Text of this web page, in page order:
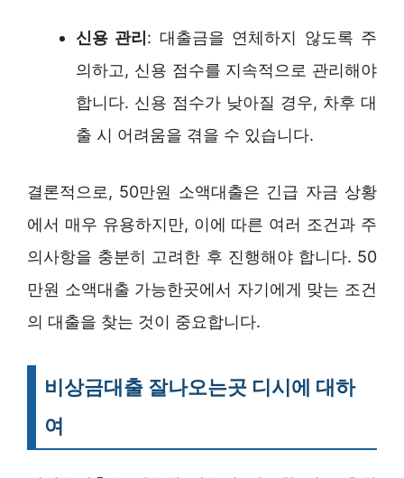
신용 관리: 대출금을 연체하지 않도록 주
의하고, 신용 점수를 지속적으로 관리해야
합니다. 신용 점수가 낮아질 경우, 차후 대
출 시 어려움을 겪을 수 있습니다.
결론적으로, 50만원 소액대출은 긴급 자금 상황
에서 매우 유용하지만, 이에 따른 여러 조건과 주
의사항을 충분히 고려한 후 진행해야 합니다. 50
만원 소액대출 가능한곳에서 자기에게 맞는 조건
의 대출을 찾는 것이 중요합니다.
비상금대출 잘나오는곳 디시에 대하
여